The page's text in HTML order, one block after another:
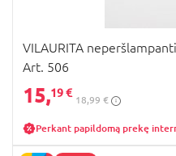
VILAURITA
Art. 506
15,19 €
18,99 €
Perkant papildomą prekę